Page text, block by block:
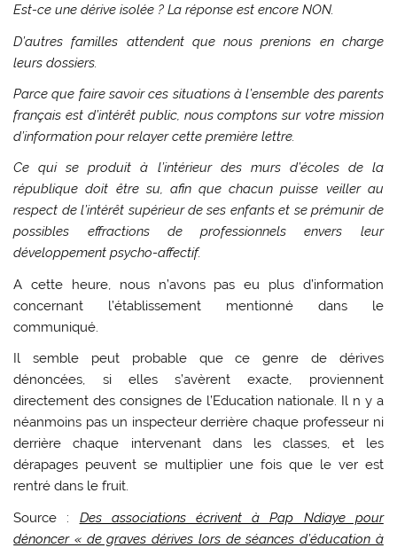
Est-ce une dérive isolée ? La réponse est encore NON.
D’autres familles attendent que nous prenions en charge
leurs dossiers.
Parce que faire savoir ces situations à l’ensemble des parents
français est d’intérêt public, nous comptons sur votre mission
d’information pour relayer cette première lettre.
Ce qui se produit à l’intérieur des murs d’écoles de la
république doit être su, afin que chacun puisse veiller au
respect de l’intérêt supérieur de ses enfants et se prémunir de
possibles effractions de professionnels envers leur
développement psycho-affectif.
A cette heure, nous n’avons pas eu plus d’information
concernant l’établissement mentionné dans le
communiqué.
Il semble peut probable que ce genre de dérives
dénoncées, si elles s’avèrent exacte, proviennent
directement des consignes de l’Education nationale. Il n y a
néanmoins pas un inspecteur derrière chaque professeur ni
derrière chaque intervenant dans les classes, et les
dérapages peuvent se multiplier une fois que le ver est
rentré dans le fruit.
Source : Des associations écrivent à Pap Ndiaye pour
dénoncer « de graves dérives lors de séances d’éducation à